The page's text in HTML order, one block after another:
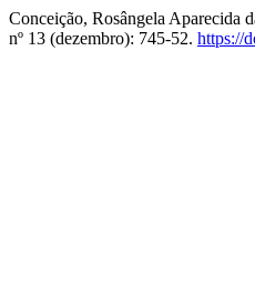
Conceição, Rosângela Aparecida
nº 13 (dezembro): 745-52. https://